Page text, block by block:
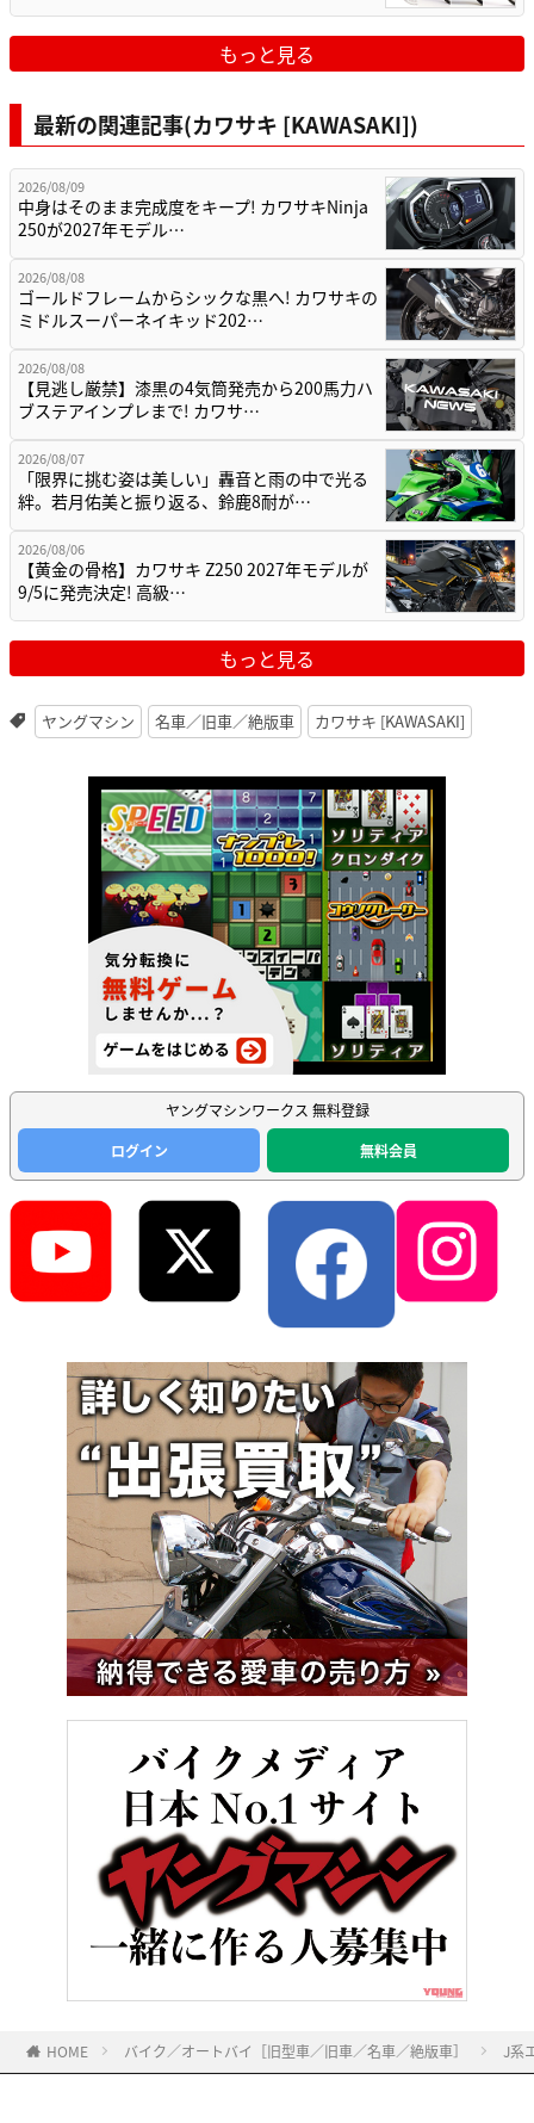
もっと見る
最新の関連記事(カワサキ [KAWASAKI])
2026/08/09
中身はそのまま完成度をキープ! カワサキNinja
250が2027年モデル…
2026/08/08
ゴールドフレームからシックな黒へ! カワサキの
ミドルスーパーネイキッド202…
2026/08/08
【見逃し厳禁】漆黒の4気筒発売から200馬力ハ
ブステアインプレまで! カワサ…
2026/08/07
「限界に挑む姿は美しい」轟音と雨の中で光る
絆。若月佑美と振り返る、鈴鹿8耐が…
2026/08/06
【黄金の骨格】カワサキ Z250 2027年モデルが
9/5に発売決定! 高級…
もっと見る
ヤングマシン 名車／旧車／絶版車 カワサキ [KAWASAKI]
ヤングマシンワークス 無料登録
ログイン
無料会員
HOME バイク／オートバイ［旧型車／旧車／名車／絶版車］ J系